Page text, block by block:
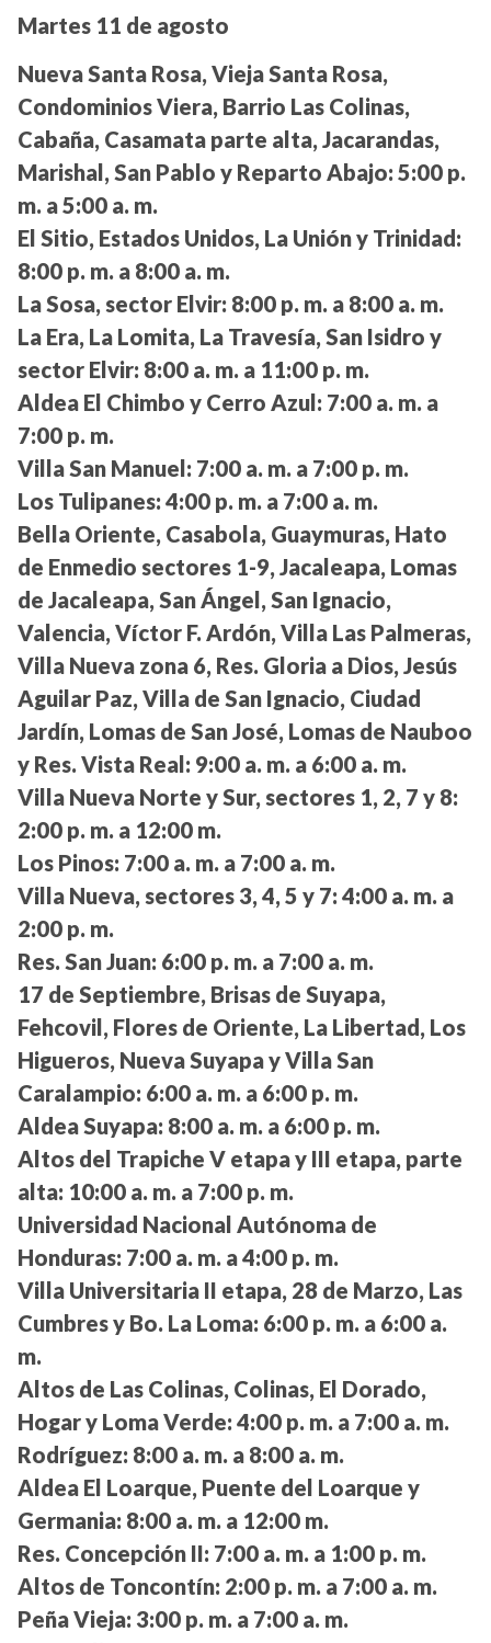
Martes 11 de agosto
Nueva Santa Rosa, Vieja Santa Rosa,
Condominios Viera, Barrio Las Colinas,
Cabaña, Casamata parte alta, Jacarandas,
Marishal, San Pablo y Reparto Abajo: 5:00 p.
m. a 5:00 a. m.
El Sitio, Estados Unidos, La Unión y Trinidad:
8:00 p. m. a 8:00 a. m.
La Sosa, sector Elvir: 8:00 p. m. a 8:00 a. m.
La Era, La Lomita, La Travesía, San Isidro y
sector Elvir: 8:00 a. m. a 11:00 p. m.
Aldea El Chimbo y Cerro Azul: 7:00 a. m. a
7:00 p. m.
Villa San Manuel: 7:00 a. m. a 7:00 p. m.
Los Tulipanes: 4:00 p. m. a 7:00 a. m.
Bella Oriente, Casabola, Guaymuras, Hato
de Enmedio sectores 1-9, Jacaleapa, Lomas
de Jacaleapa, San Ángel, San Ignacio,
Valencia, Víctor F. Ardón, Villa Las Palmeras,
Villa Nueva zona 6, Res. Gloria a Dios, Jesús
Aguilar Paz, Villa de San Ignacio, Ciudad
Jardín, Lomas de San José, Lomas de Nauboo
y Res. Vista Real: 9:00 a. m. a 6:00 a. m.
Villa Nueva Norte y Sur, sectores 1, 2, 7 y 8:
2:00 p. m. a 12:00 m.
Los Pinos: 7:00 a. m. a 7:00 a. m.
Villa Nueva, sectores 3, 4, 5 y 7: 4:00 a. m. a
2:00 p. m.
Res. San Juan: 6:00 p. m. a 7:00 a. m.
17 de Septiembre, Brisas de Suyapa,
Fehcovil, Flores de Oriente, La Libertad, Los
Higueros, Nueva Suyapa y Villa San
Caralampio: 6:00 a. m. a 6:00 p. m.
Aldea Suyapa: 8:00 a. m. a 6:00 p. m.
Altos del Trapiche V etapa y III etapa, parte
alta: 10:00 a. m. a 7:00 p. m.
Universidad Nacional Autónoma de
Honduras: 7:00 a. m. a 4:00 p. m.
Villa Universitaria II etapa, 28 de Marzo, Las
Cumbres y Bo. La Loma: 6:00 p. m. a 6:00 a.
m.
Altos de Las Colinas, Colinas, El Dorado,
Hogar y Loma Verde: 4:00 p. m. a 7:00 a. m.
Rodríguez: 8:00 a. m. a 8:00 a. m.
Aldea El Loarque, Puente del Loarque y
Germania: 8:00 a. m. a 12:00 m.
Res. Concepción II: 7:00 a. m. a 1:00 p. m.
Altos de Toncontín: 2:00 p. m. a 7:00 a. m.
Peña Vieja: 3:00 p. m. a 7:00 a. m.